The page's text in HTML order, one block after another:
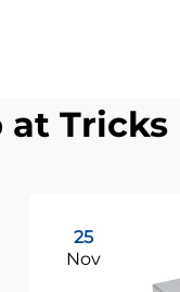
at Tricks
25
Nov